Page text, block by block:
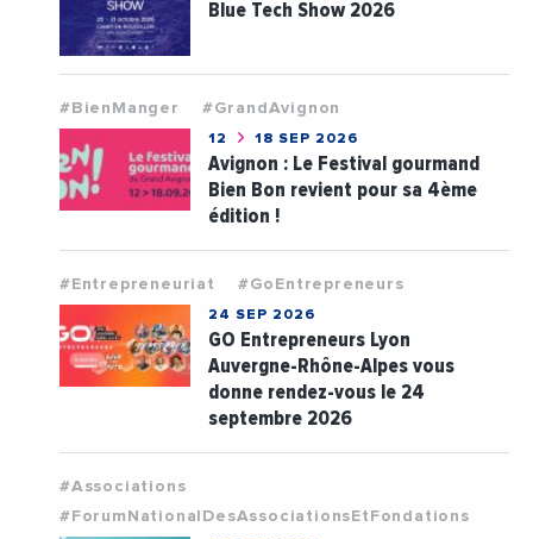
Blue Tech Show 2026
#BienManger #GrandAvignon
12 18 SEP 2026
Avignon : Le Festival gourmand
Bien Bon revient pour sa 4ème
édition !
#Entrepreneuriat #GoEntrepreneurs
24 SEP 2026
GO Entrepreneurs Lyon
Auvergne-Rhône-Alpes vous
donne rendez-vous le 24
septembre 2026
#Associations
#ForumNationalDesAssociationsEtFondations